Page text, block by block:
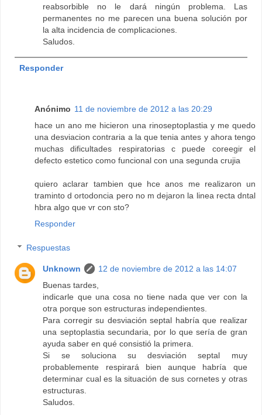
reabsorbible no le dará ningún problema. Las
permanentes no me parecen una buena solución por
la alta incidencia de complicaciones.
Saludos.
Responder
Anónimo 11 de noviembre de 2012 a las 20:29
hace un ano me hicieron una rinoseptoplastia y me quedo
una desviacion contraria a la que tenia antes y ahora tengo
muchas dificultades respiratorias c puede coreegir el
defecto estetico como funcional con una segunda crujia
quiero aclarar tambien que hce anos me realizaron un
traminto d ortodoncia pero no m dejaron la linea recta dntal
hbra algo que vr con sto?
Responder
Respuestas
Unknown
12 de noviembre de 2012 a las 14:07
Buenas tardes,
indicarle que una cosa no tiene nada que ver con la
otra porque son estructuras independientes.
Para corregir su desviación septal habría que realizar
una septoplastia secundaria, por lo que sería de gran
ayuda saber en qué consistió la primera.
Si se soluciona su desviación septal muy
probablemente respirará bien aunque habría que
determinar cual es la situación de sus cornetes y otras
estructuras.
Saludos.